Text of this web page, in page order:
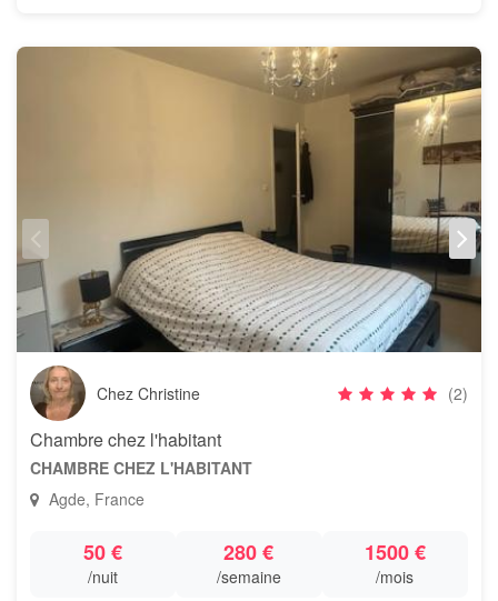
Chez Christine (2)
Chambre chez l'habitant
CHAMBRE CHEZ L'HABITANT
Agde, France
50 €
/nuit
280 €
/semaine
1500 €
/mois